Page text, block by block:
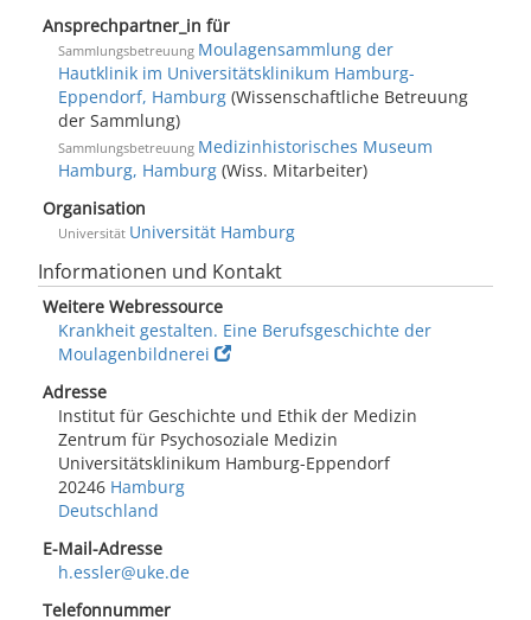
Ansprechpartner_in für
Sammlungsbetreuung Moulagensammlung der
Hautklinik im Universitätsklinikum Hamburg-
Eppendorf, Hamburg (Wissenschaftliche Betreuung
der Sammlung)
Sammlungsbetreuung Medizinhistorisches Museum
Hamburg, Hamburg (Wiss. Mitarbeiter)
Organisation
Universität Universität Hamburg
Informationen und Kontakt
Weitere Webressource
Krankheit gestalten. Eine Berufsgeschichte der
Moulagenbildnerei
Adresse
Institut für Geschichte und Ethik der Medizin
Zentrum für Psychosoziale Medizin
Universitätsklinikum Hamburg-Eppendorf
20246 Hamburg
Deutschland
E-Mail-Adresse
h.essler@uke.de
Telefonnummer